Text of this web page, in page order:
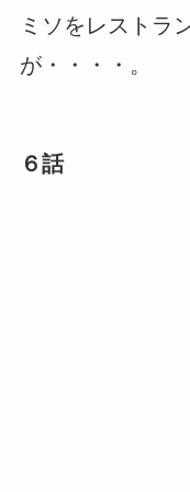
ミソをレストラ
が・・・・。
６話